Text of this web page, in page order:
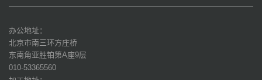
办公地址：
北京市南三环方庄桥
东南角亚胜铂第A座9层
010-53365560